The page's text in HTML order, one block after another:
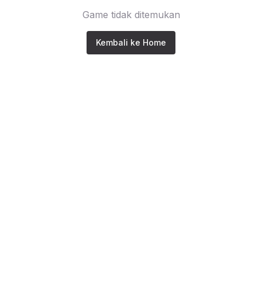
Game tidak ditemukan
Kembali ke Home